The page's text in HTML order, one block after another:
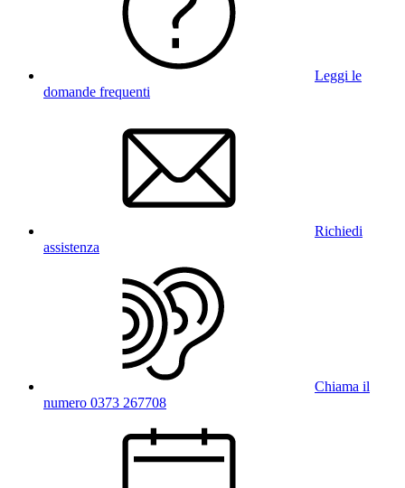
Leggi le
domande frequenti
Richiedi
assistenza
Chiama il
numero 0373 267708